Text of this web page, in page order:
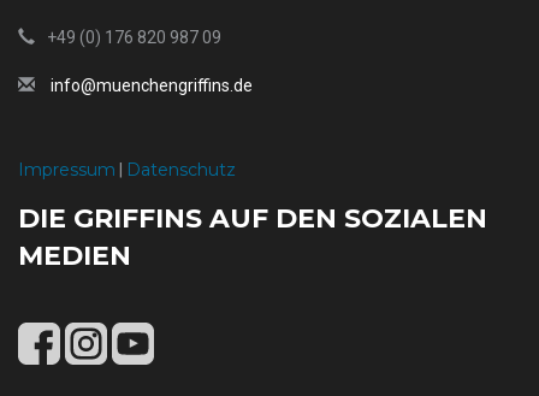
+49 (0) 176 820 987 09
info@muenchengriffins.de
Impressum Datenschutz
DIE GRIFFINS AUF DEN SOZIALEN
MEDIEN